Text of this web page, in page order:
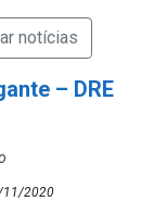
Busca de Notícias
– DRE
11/2020